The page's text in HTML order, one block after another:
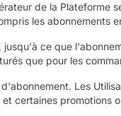
de la Plateforme
les abonnements
ce que
que pour les
Les
certaines promotions